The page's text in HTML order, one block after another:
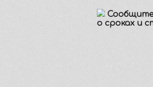
о сроках и